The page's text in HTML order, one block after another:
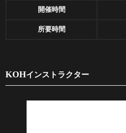
開催時間
所要時間
KOHインストラクター